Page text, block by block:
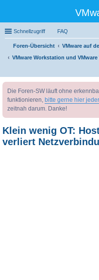
Schnellzugriff FAQ
Foren-Übersicht
VMware auf
VMware Workstation und
Die Foren-SW läuft ohne
funktionieren, bitte gerne hier
zeitnah darum. Danke!
Klein wenig OT:
verliert